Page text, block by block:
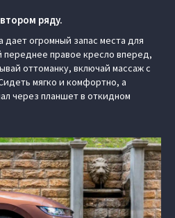
ряду.
дает огромный запас места для
переднее правое кресло вперед,
оттоманку, включай массаж с
мягко и комфортно, а
через планшет в откидном